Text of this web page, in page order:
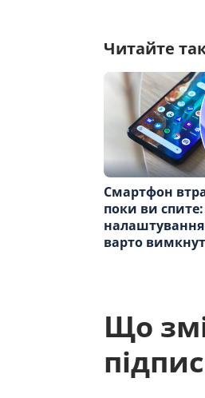
Читайте
Смартфон
поки ви
варто
Що